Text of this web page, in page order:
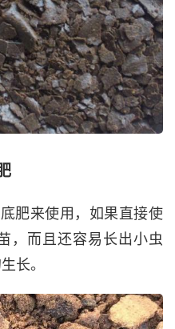
肥来使用，如果直接使
，而且还容易长出小虫
长。